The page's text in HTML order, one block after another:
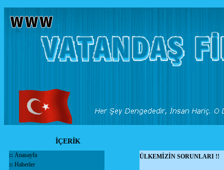
İÇERİK
:: Anasayfa
:: Haberler
ÜLKEMİZİN SORUNLARI !!